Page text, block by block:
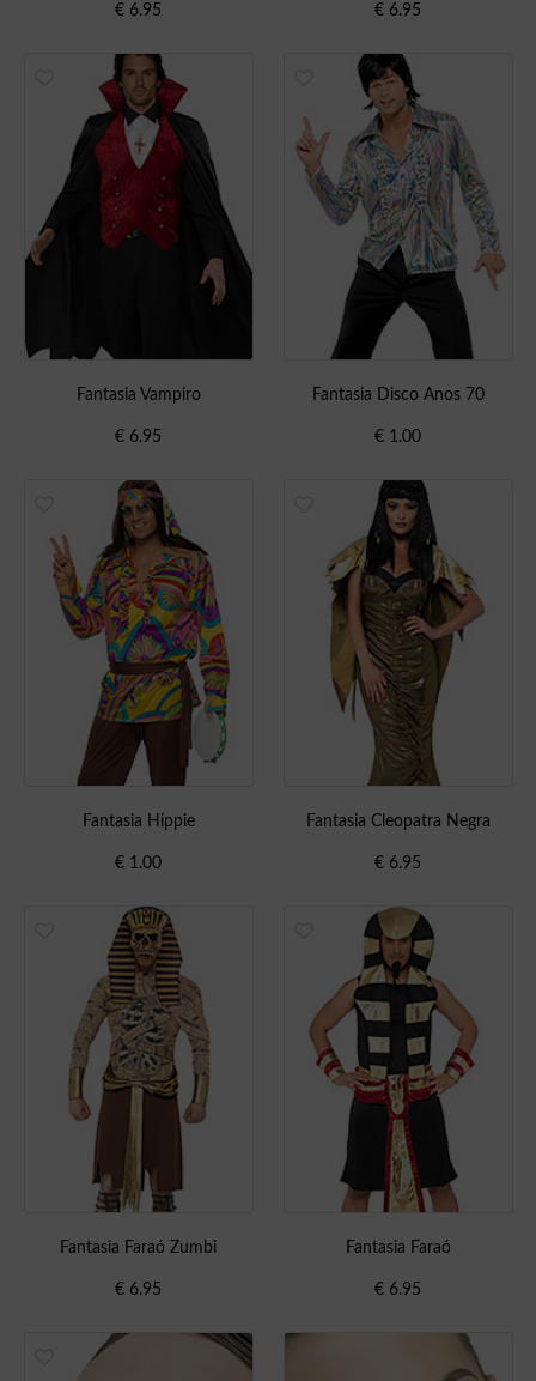
€ 6.95 € 6.95
Fantasia Vampiro
€ 6.95
Fantasia Disco Anos 70
€ 1.00
Fantasia Hippie
€ 1.00
Fantasia Cleopatra Negra
€ 6.95
Fantasia Faraó Zumbi
€ 6.95
Fantasia Faraó
€ 6.95